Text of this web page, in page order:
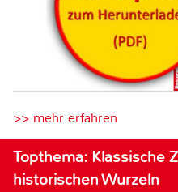
>> mehr erfahren
Topthema: Klassische
historischen Wurzeln